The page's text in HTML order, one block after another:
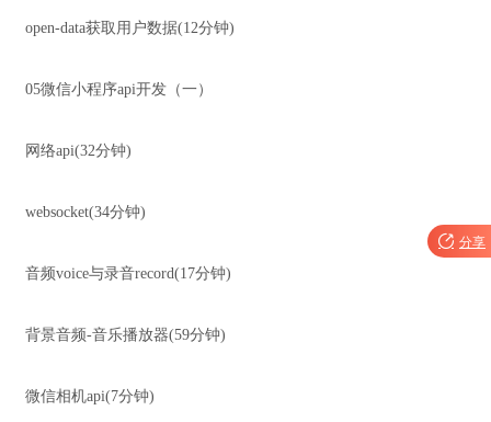
open-data获取用户数据(12分钟)
05微信小程序api开发（一）
网络api(32分钟)
websocket(34分钟)
音频voice与录音record(17分钟)
背景音频-音乐播放器(59分钟)
微信相机api(7分钟)
 分享